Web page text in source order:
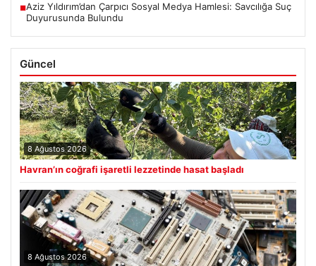
■Aziz Yıldırım’dan Çarpıcı Sosyal Medya Hamlesi: Savcılığa Suç
Duyurusunda Bulundu
Güncel
8 Ağustos 2026
Havran’ın coğrafi işaretli lezzetinde hasat başladı
8 Ağustos 2026